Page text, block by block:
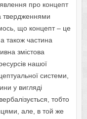
про концепт
твердженнями
що концепт – це
також частина
змістова
нашої
системи,
у вигляді
тобто
але, в той же